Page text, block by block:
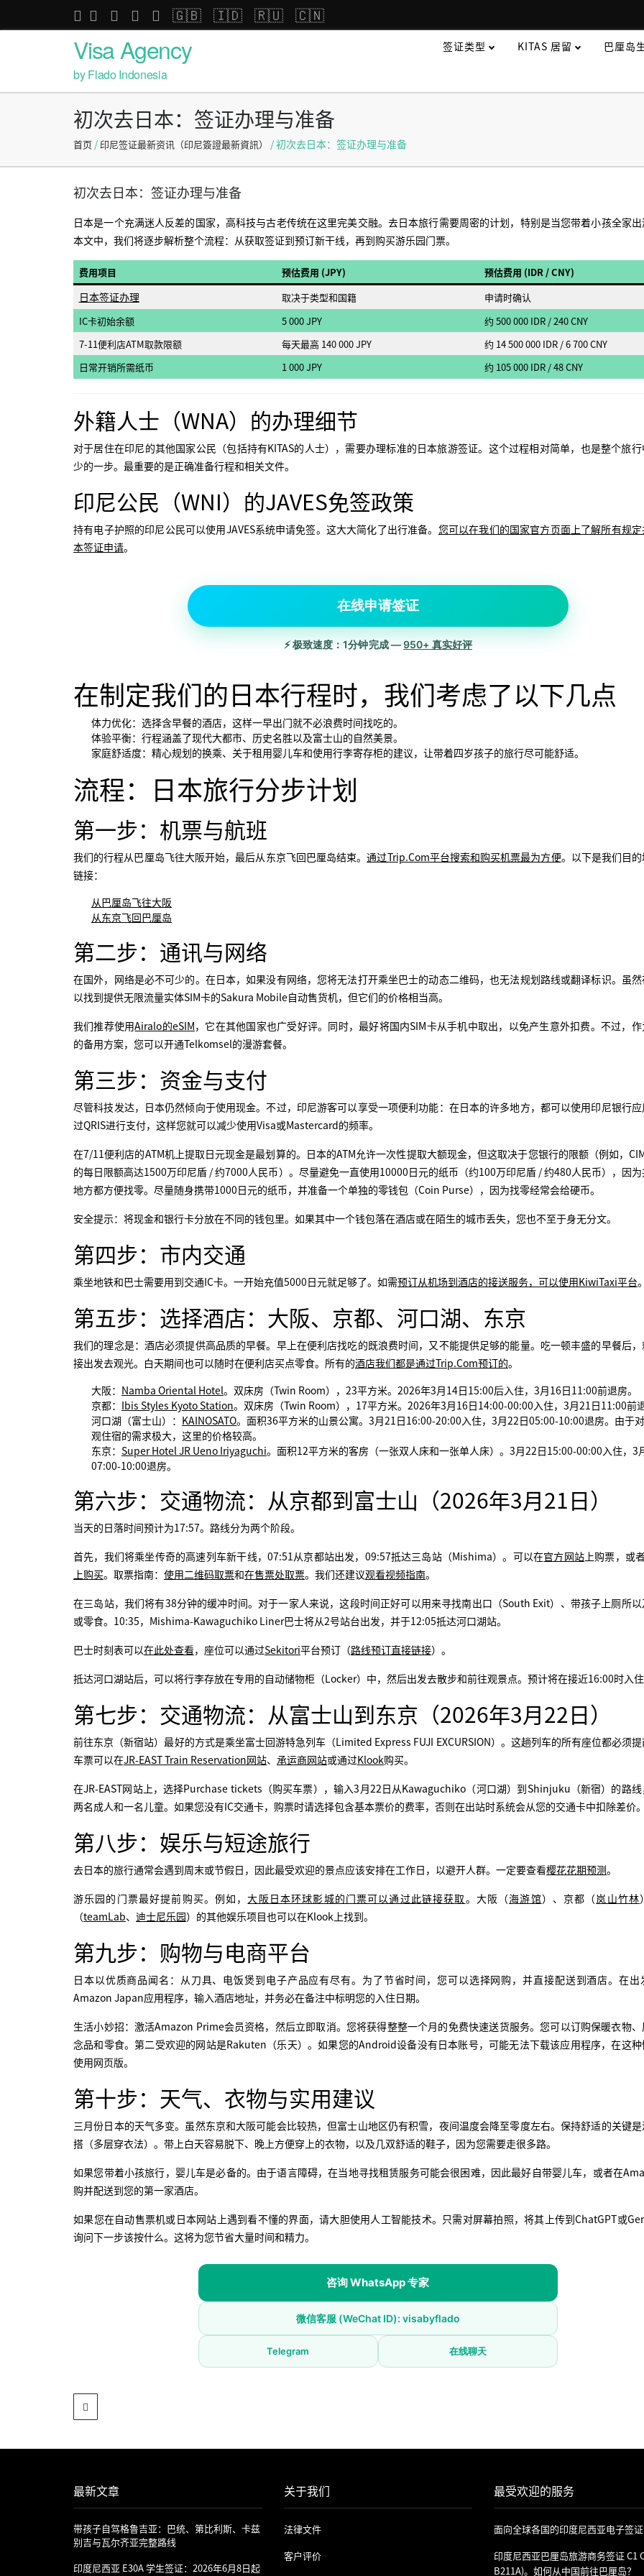
🇬🇧 🇮🇩 🇷🇺 🇨🇳
Visa Agency
by Flado Indonesia
签证类型 KITAS 居留 巴厘岛
初次去日本：签证办理与准备
首页 / 印尼签证最新资讯（印尼簽證最新資訊） / 初次去日本：签证办理与准备
初次去日本：签证办理与准备
日本是一个充满迷人反差的国家，高科技与古老传统在这里完美交融。去日本旅行需要周密的计划，特别是当您带着小孩全家
本文中，我们将逐步解析整个流程：从获取签证到预订新干线，再到购买游乐园门票。
费用项目 预估费用 (JPY) 预估费用 (IDR / CNY)
日本签证办理 取决于类型和国籍
申请时确认
IC卡初始余额
5 000 JPY
约 500 000 IDR / 240 CNY
7-11便利店ATM取款限额
每天最高 140 000 JPY
约 14 500 000 IDR / 6 700 CNY
日常开销所需纸币
1 000 JPY 约 105 000 IDR / 48 CNY
外籍人士（WNA）的办理细节
对于居住在印尼的其他国家公民（包括持有KITAS的人士），需要办理标准的日本旅游签证。这个过程相对简单，也是整个旅
少的一步。最重要的是正确准备行程和相关文件。
印尼公民（WNI）的JAVES免签政策
持有电子护照的印尼公民可以使用JAVES系统申请免签。这大大简化了出行准备。 您可以在我们的国家官方页面上了解所有规
本签证申请。
在线申请签证
⚡ 极致速度：1分钟完成 —950+ 真实好评
在制定我们的日本行程时，我们考虑了以下几点
体力优化：选择含早餐的酒店，这样一早出门就不必浪费时间找吃的。
体验平衡：行程涵盖了现代大都市、历史名胜以及富士山的自然美景。
家庭舒适度：精心规划的换乘、关于租用婴儿车和使用行李寄存柜的建议，让带着四岁孩子的旅行尽可能舒适。
流程：日本旅行分步计划
第一步：机票与航班
我们的行程从巴厘岛飞往大阪开始，最后从东京飞回巴厘岛结束。通过Trip.Com平台搜索和购买机票最为方便。以下是我们目
链接：
从巴厘岛飞往大阪
从东京飞回巴厘岛
第二步：通讯与网络
在国外，网络是必不可少的。在日本，如果没有网络，您将无法打开乘坐巴士的动态二维码，也无法规划路线或翻译标识。虽
以找到提供无限流量实体SIM卡的Sakura Mobile自动售货机，但它们的价格相当高。
我们推荐使用Airalo的eSIM，它在其他国家也广受好评。同时，最好将国内SIM卡从手机中取出，以免产生意外扣费。不过，
的备用方案，您可以开通Telkomsel的漫游套餐。
第三步：资金与支付
尽管科技发达，日本仍然倾向于使用现金。不过，印尼游客可以享受一项便利功能：在日本的许多地方，都可以使用印尼银行
过QRIS进行支付，这样您就可以减少使用Visa或Mastercard的频率。
在7/11便利店的ATM机上提取日元现金是最划算的。日本的ATM允许一次性提取大额现金，但这取决于您银行的限额（例如，
的每日限额高达1500万印尼盾 / 约7000人民币）。尽量避免一直使用10000日元的纸币（约100万印尼盾 / 约480人民币），因
地方都方便找零。尽量随身携带1000日元的纸币，并准备一个单独的零钱包（Coin Purse），因为找零经常会给硬币。
安全提示：将现金和银行卡分放在不同的钱包里。如果其中一个钱包落在酒店或在陌生的城市丢失，您也不至于身无分文。
第四步：市内交通
乘坐地铁和巴士需要用到交通IC卡。一开始充值5000日元就足够了。如需预订从机场到酒店的接送服务，可以使用KiwiTaxi平台
第五步：选择酒店：大阪、京都、河口湖、东京
我们的理念是：酒店必须提供高品质的早餐。早上在便利店找吃的既浪费时间，又不能提供足够的能量。吃一顿丰盛的早餐后
接出发去观光。白天期间也可以随时在便利店买点零食。所有的酒店我们都是通过Trip.Com预订的。
大阪： Namba Oriental Hotel。双床房（Twin Room），23平方米。2026年3月14日15:00后入住，3月16日11:00前退房。
京都： Ibis Styles Kyoto Station。双床房（Twin Room），17平方米。2026年3月16日14:00-00:00入住，3月21日11:00前
河口湖（富士山）： KAINOSATO。面积36平方米的山景公寓。3月21日16:00-20:00入住，3月22日05:00-10:00退房。由于
观住宿的需求极大，这里的价格较高。
东京： Super Hotel JR Ueno Iriyaguchi。面积12平方米的客房（一张双人床和一张单人床）。3月22日15:00-00:00入住，3
07:00-10:00退房。
第六步：交通物流：从京都到富士山（2026年3月21日）
当天的日落时间预计为17:57。路线分为两个阶段。
首先，我们将乘坐传奇的高速列车新干线，07:51从京都站出发，09:57抵达三岛站（Mishima）。可以在官方网站 上购票，或
上购买。取票指南： 使用二维码取票和在售票处取票。我们还建议观看视频指南。
在三岛站，我们将有38分钟的缓冲时间。对于一家人来说，这段时间正好可以用来寻找南出口（South Exit）、带孩子上厕所
或零食。10:35，Mishima-Kawaguchiko Liner巴士将从2号站台出发，并于12:05抵达河口湖站。
巴士时刻表可以在此处查看，座位可以通过Sekitori平台预订（路线预订直接链接）。
抵达河口湖站后，可以将行李存放在专用的自动储物柜（Locker）中，然后出发去散步和前往观景点。预计将在接近16:00时入
第七步：交通物流：从富士山到东京（2026年3月22日）
前往东京（新宿站）最好的方式是乘坐富士回游特急列车（Limited Express FUJI EXCURSION）。这趟列车的所有座位都必须
车票可以在JR-EAST Train Reservation网站、 承运商网站或通过Klook购买。
在JR-EAST网站上，选择Purchase tickets（购买车票），输入3月22日从Kawaguchiko（河口湖）到Shinjuku（新宿）的路
两名成人和一名儿童。如果您没有IC交通卡，购票时请选择包含基本票价的费率，否则在出站时系统会从您的交通卡中扣除差价
第八步：娱乐与短途旅行
去日本的旅行通常会遇到周末或节假日，因此最受欢迎的景点应该安排在工作日，以避开人群。一定要查看樱花花期预测。
游乐园的门票最好提前购买。例如，大阪日本环球影城的门票可以通过此链接获取。大阪（海游馆）、京都（岚山竹林
（teamLab、 迪士尼乐园）的其他娱乐项目也可以在Klook上找到。
第九步：购物与电商平台
日本以优质商品闻名：从刀具、电饭煲到电子产品应有尽有。为了节省时间，您可以选择网购，并直接配送到酒店。在出
Amazon Japan应用程序，输入酒店地址，并务必在备注中标明您的入住日期。
生活小妙招：激活Amazon Prime会员资格，然后立即取消。您将获得整整一个月的免费快速送货服务。您可以订购保暖衣物
念品和零食。第二受欢迎的网站是Rakuten（乐天）。如果您的Android设备没有日本账号，可能无法下载该应用程序，在这
使用网页版。
第十步：天气、衣物与实用建议
三月份日本的天气多变。虽然东京和大阪可能会比较热，但富士山地区仍有积雪，夜间温度会降至零度左右。保持舒适的关键
搭（多层穿衣法）。带上白天容易脱下、晚上方便穿上的衣物，以及几双舒适的鞋子，因为您需要走很多路。
如果您带着小孩旅行，婴儿车是必备的。由于语言障碍，在当地寻找租赁服务可能会很困难，因此最好自带婴儿车，或者在
购并配送到您的第一家酒店。
如果您在自动售票机或日本网站上遇到看不懂的界面，请大胆使用人工智能技术。只需对屏幕拍照，将其上传到ChatGPT或
询问下一步该按什么。这将为您节省大量时间和精力。
咨询 WhatsApp 专家
微信客服 (WeChat ID): visabyflado
Telegram 在线聊天
最新文章
带孩子自驾格鲁吉亚：巴统、第比利斯、卡兹
别吉与瓦尔齐亚完整路线
印度尼西亚 E30A 学生签证：2026年6月8日起
关于我们
法律文件
客户评价
最受欢迎的服务
面向全球各国的印度尼西亚电子签
印度尼西亚巴厘岛旅游商务签证 C1
B211A)。如何从中国前往巴厘岛？